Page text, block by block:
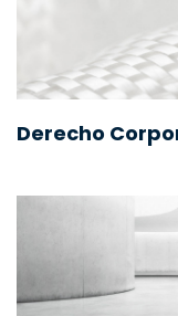
Derecho